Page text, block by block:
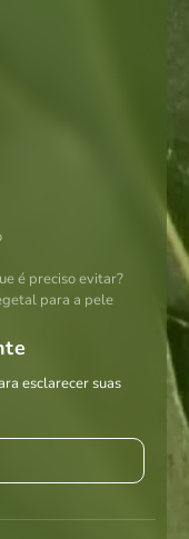
é preciso evitar?
para a pele
esclarecer suas